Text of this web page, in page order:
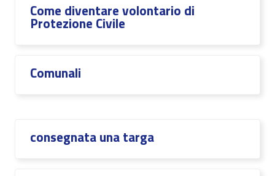
Come diventare volontario di
Protezione Civile
Comunali
consegnata una targa